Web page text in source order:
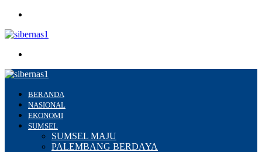
BERANDA
NASIONAL
EKONOMI
SUMSEL
SUMSEL MAJU
PALEMBANG BERDAYA